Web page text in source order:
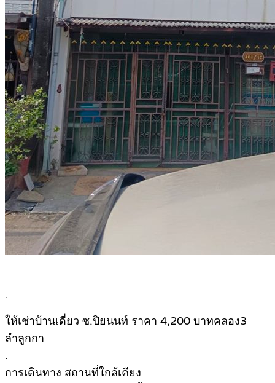
.
ให้เช่าบ้านเดี่ยว ซ.ปิยนนท์ ราคา 4,200 บาทคลอง3
ลำลูกกา
.
การเดินทาง สถานที่ใกล้เคียง